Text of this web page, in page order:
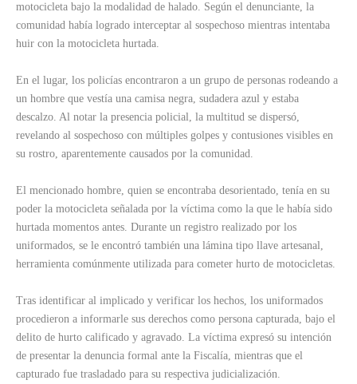
motocicleta bajo la modalidad de halado. Según el denunciante, la
comunidad había logrado interceptar al sospechoso mientras intentaba
huir con la motocicleta hurtada.
En el lugar, los policías encontraron a un grupo de personas rodeando a
un hombre que vestía una camisa negra, sudadera azul y estaba
descalzo. Al notar la presencia policial, la multitud se dispersó,
revelando al sospechoso con múltiples golpes y contusiones visibles en
su rostro, aparentemente causados por la comunidad.
El mencionado hombre, quien se encontraba desorientado, tenía en su
poder la motocicleta señalada por la víctima como la que le había sido
hurtada momentos antes. Durante un registro realizado por los
uniformados, se le encontró también una lámina tipo llave artesanal,
herramienta comúnmente utilizada para cometer hurto de motocicletas.
Tras identificar al implicado y verificar los hechos, los uniformados
procedieron a informarle sus derechos como persona capturada, bajo el
delito de hurto calificado y agravado. La víctima expresó su intención
de presentar la denuncia formal ante la Fiscalía, mientras que el
capturado fue trasladado para su respectiva judicialización.